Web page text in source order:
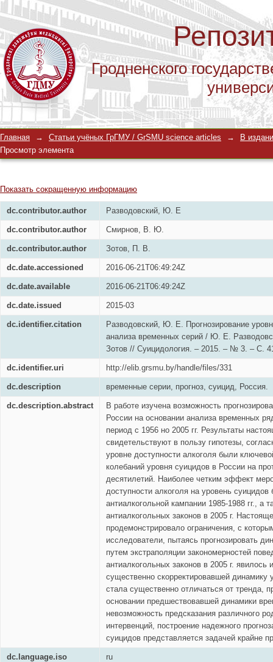
Гродненского
Прогнозирование уровня
Главная → Статьи учёных ГрГМУ / GrSMU science articles →
В
Просмотр элемента
Показать сокращенную информацию
dc.contributor.author Разводовский, Ю. Е
dc.contributor.author Смирнов, В. Ю.
dc.contributor.author Зотов, П. В.
dc.date.accessioned 2016-06-21T06:49:24Z
dc.date.available 2016-06-21T06:49:24Z
dc.date.issued 2015-03
dc.identifier.citation
Разводовский, Ю. Е. Прогнозирование
анализа временных серий / Ю. Е.
Зотов // Суицидология. – 2015. – № 3. – С.
dc.identifier.uri http://elib.grsmu.by/handle/files/331
dc.description временные серии, прогноз, суицид, Россия.
dc.description.abstract
В работе изучена возможность
России на основании анализа временных
период с 1956 но 2005 гг. Результаты
свидетельствуют в пользу гипотезы,
уровне доступности алкоголя были
колебаний уровня суицидов в России на
десятилетий. Наиболее четким эффект
доступности алкоголя на уровень
антиалкогольной кампании 1985-1988 гг., а
антиалкогольных законов в 2005 г.
продемонстрировало ограничения, с
исследователи, пытаясь прогнозировать
путем экстраполяции закономерностей
антиалкогольных законов в 2005 г. явилось
существенно скорректировавшей динамику
стала существенно отличаться от тренда,
основании предшествовавшей динамики
невозможность предсказания различного
интервенций, построение надежного
суицидов представляется задачей крайне
dc.language.iso ru